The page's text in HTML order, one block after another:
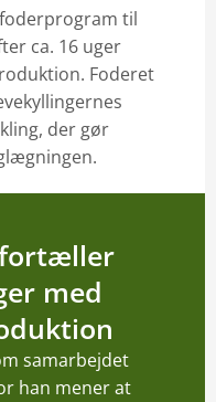
til
ca. 16 uger
Foderet
der gør
fortæller
med
samarbejdet
han mener at